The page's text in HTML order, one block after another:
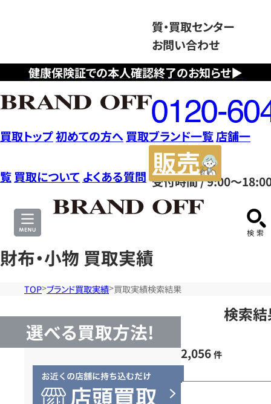
健康保険証での本人確認終了のお知らせ▶
質・買取センター
お問い合わせ
フ
リ
ー
ダ
イ
ヤ
ル
0120604117
受付時間 / 9:00～
買取トップ初めての方へ 買取ブランド一覧店舗一
覧 買取について よくある質問
サ
財布・小物 買取実績
TOP ブランド買取実績 買取実績検索結果
選べる買取方法!
検索
2,056 件